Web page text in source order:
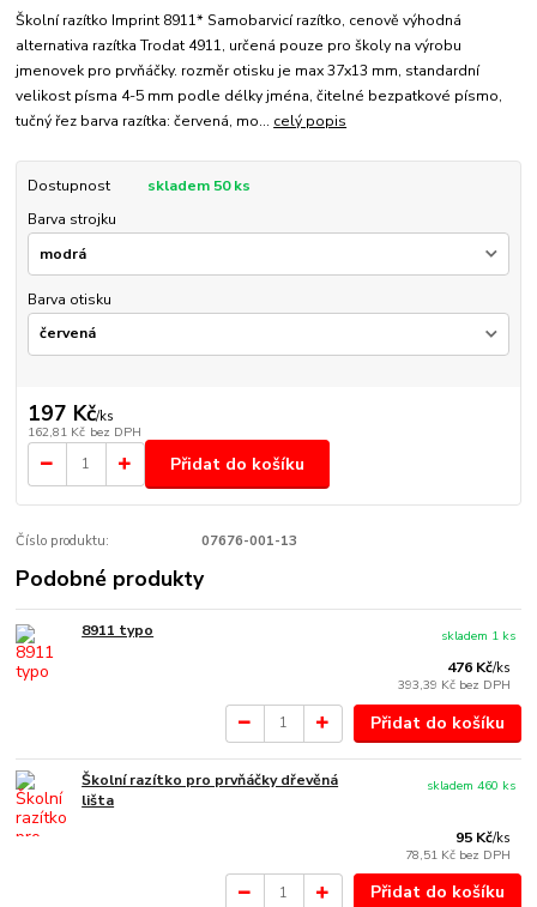
Školní razítko Imprint 8911* Samobarvicí razítko, cenově výhodná
alternativa razítka Trodat 4911, určená pouze pro školy na výrobu
jmenovek pro prvňáčky. rozměr otisku je max 37x13 mm, standardní
velikost písma 4-5 mm podle délky jména, čitelné bezpatkové písmo,
tučný řez barva razítka: červená, mo... celý popis
Dostupnost
skladem 50 ks
Barva strojku
Barva otisku
197 Kč/ks
162,81 Kč bez DPH
Přidat do košíku
Číslo produktu: 07676-001-13
Podobné produkty
8911 typo
476 Kč/ks
393,39 Kč bez DPH
skladem 1 ks
Přidat do košíku
Školní razítko pro prvňáčky dřevěná
lišta
95 Kč/ks
78,51 Kč bez DPH
skladem 460 ks
Přidat do košíku